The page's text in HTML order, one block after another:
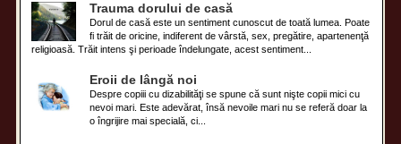
Trauma dorului de casă
Dorul de casă este un sentiment cunoscut de toată lumea. Poate
fi trăit de oricine, indiferent de vârstă, sex, pregătire, apartenenţă
religioasă. Trăit intens şi perioade îndelungate, acest sentiment...
Eroii de lângă noi
Despre copiii cu dizabilităţi se spune că sunt nişte copii mici cu
nevoi mari. Este adevărat, însă nevoile mari nu se referă doar la
o îngrijire mai specială, ci...